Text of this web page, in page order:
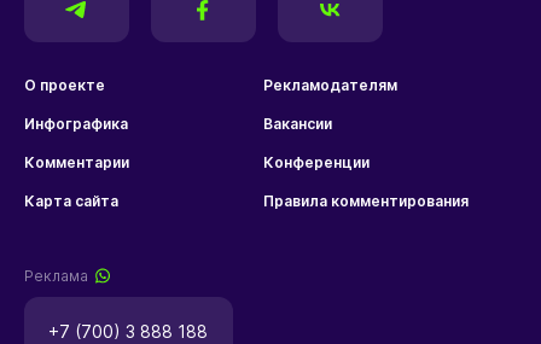
О проекте Рекламодателям
Инфографика Вакансии
Комментарии Конференции
Карта сайта Правила комментирования
Реклама
+7 (700) 3 888 188